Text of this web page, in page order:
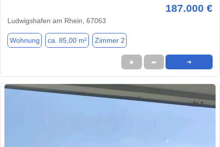
187.000 €
Ludwigshafen am Rhein, 67063
Wohnung ca. 85,00 m² Zimmer 2
★ ➦ ➜